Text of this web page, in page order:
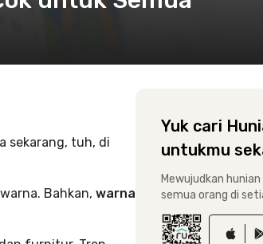
sekarang, tuh, di
Bahkan, warna
Yuk cari
untukmu
Mewujudkan
semua orang di